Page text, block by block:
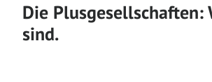
Die Plusgesellschaften:
sind.